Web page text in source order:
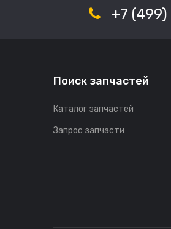
+7
Поиск запчастей
Каталог запчастей
Запрос запчасти